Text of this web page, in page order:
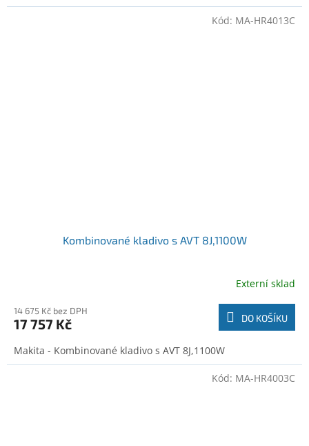
Kombinované kladivo s AVT 8J,1100W
Externí sklad
14 675 Kč bez DPH
17 757 Kč DO KOŠÍKU
Makita - Kombinované kladivo s AVT 8J,1100W
Kód: MA-HR4013C
Kód: MA-HR4003C